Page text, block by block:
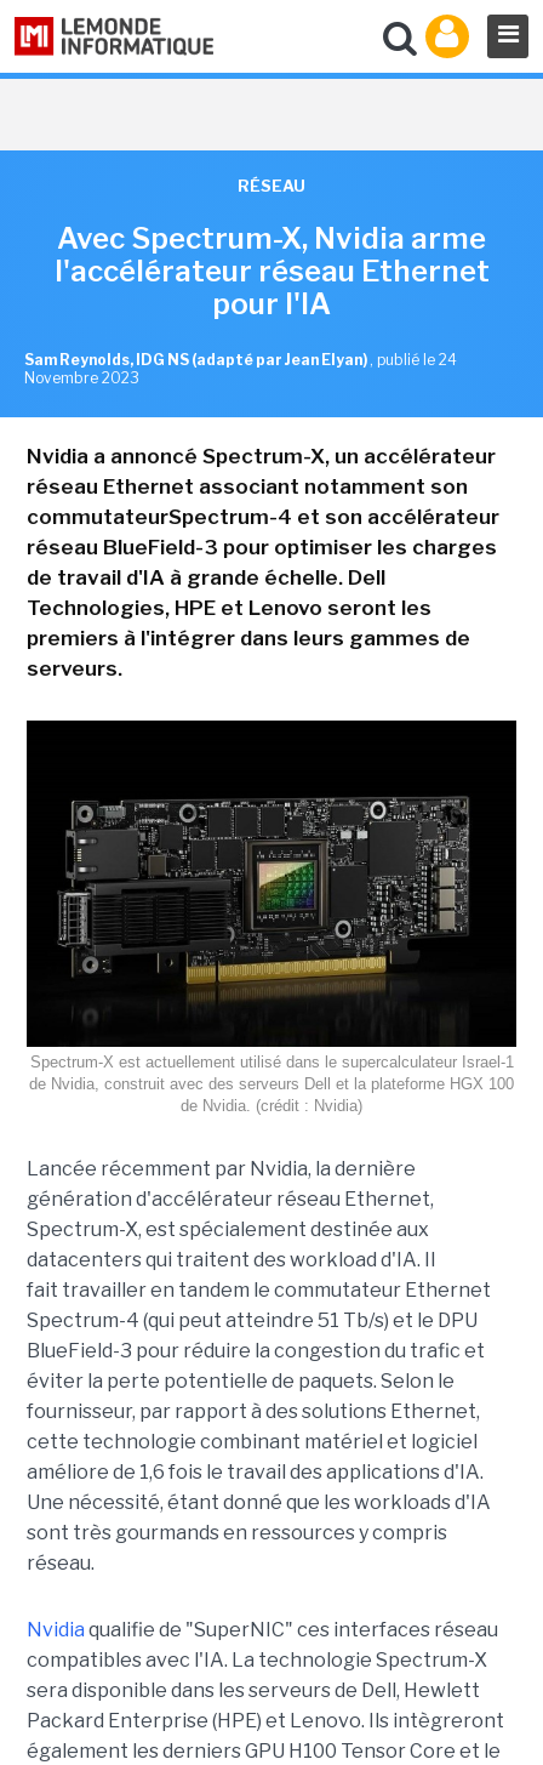
RÉSEAU
Avec Spectrum-X, Nvidia arme
l'accélérateur réseau Ethernet
pour l'IA
Sam Reynolds, IDG NS (adapté par Jean Elyan) , publié le 24
Novembre 2023
Nvidia a annoncé Spectrum-X, un accélérateur
réseau Ethernet associant notamment son
commutateurSpectrum-4 et son accélérateur
réseau BlueField-3 pour optimiser les charges
de travail d'IA à grande échelle. Dell
Technologies, HPE et Lenovo seront les
premiers à l'intégrer dans leurs gammes de
serveurs.
Spectrum-X est actuellement utilisé dans le supercalculateur Israel-1
de Nvidia, construit avec des serveurs Dell et la plateforme HGX 100
de Nvidia. (crédit : Nvidia)
Lancée récemment par Nvidia, la dernière
génération d'accélérateur réseau Ethernet,
Spectrum-X, est spécialement destinée aux
datacenters qui traitent des workload d'IA. Il
fait travailler en tandem le commutateur Ethernet
Spectrum-4 (qui peut atteindre 51 Tb/s) et le DPU
BlueField-3 pour réduire la congestion du trafic et
éviter la perte potentielle de paquets. Selon le
fournisseur, par rapport à des solutions Ethernet,
cette technologie combinant matériel et logiciel
améliore de 1,6 fois le travail des applications d'IA.
Une nécessité, étant donné que les workloads d'IA
sont très gourmands en ressources y compris
réseau.
Nvidia qualifie de "SuperNIC" ces interfaces réseau
compatibles avec l'IA. La technologie Spectrum-X
sera disponible dans les serveurs de Dell, Hewlett
Packard Enterprise (HPE) et Lenovo. Ils intègreront
également les derniers GPU H100 Tensor Core et le